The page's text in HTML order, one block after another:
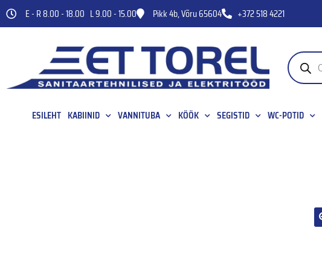
E - R 8.00 - 18.00 L 9.00 - 15.00 Pikk 4b, Võru 65604 +372 518 4221
ESILEHT KABIINID VANNITUBA KÖÖK SEGISTID WC-POTID